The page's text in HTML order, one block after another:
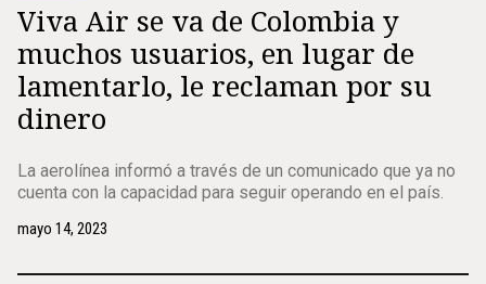
Viva Air se va de Colombia y
muchos usuarios, en lugar de
lamentarlo, le reclaman por su
dinero
La aerolínea informó a través de un comunicado que ya no
cuenta con la capacidad para seguir operando en el país.
mayo 14, 2023